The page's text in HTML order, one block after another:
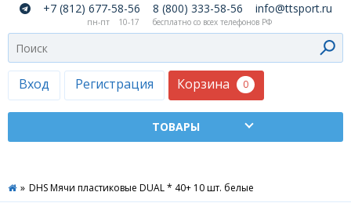
Вход Регистрация Корзина 0
компании
Как
сделать
заказ
Оплата
доставка
Москва
+7 (812) 677-58-56 8 (800) 333-58-56 info@ttsport.ru
пн-пт 10-17 бесплатно со всех телефонов РФ
» DHS Мячи пластиковые DUAL * 40+ 10 шт. белые